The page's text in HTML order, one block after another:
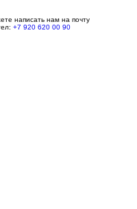
написать нам на почту
+7 920 620 00 90